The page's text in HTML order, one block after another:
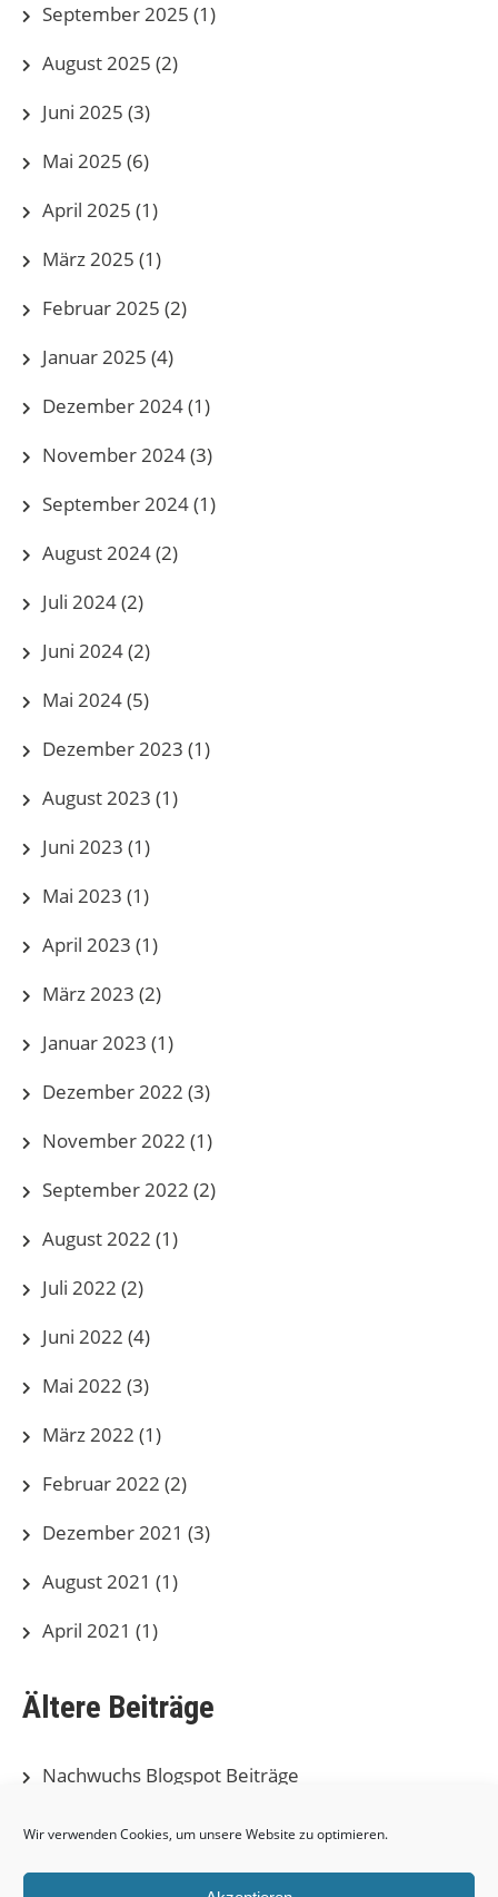
Wir verwenden Cookies, um unsere Website zu optimieren.
September 2025 (1)
August 2025 (2)
Juni 2025 (3)
Mai 2025 (6)
April 2025 (1)
März 2025 (1)
Februar 2025 (2)
Januar 2025 (4)
Dezember 2024(1)
November 2024(3)
September 2024(1)
August 2024(2)
Juli 2024(2)
Juni 2024(2)
Mai 2024(5)
Dezember 2023 (1)
August 2023 (1)
Juni 2023 (1)
Mai 2023 (1)
April 2023 (1)
März 2023 (2)
Januar 2023 (1)
Dezember 2022 (3)
November 2022 (1)
September 2022 (2)
August 2022 (1)
Juli 2022 (2)
Juni 2022 (4)
Mai 2022 (3)
März 2022 (1)
Februar 2022 (2)
Dezember 2021 (3)
August 2021 (1)
April 2021 (1)
Ältere Beiträge
Nachwuchs Blogspot Beiträge
Herren Blogspot Beiträge